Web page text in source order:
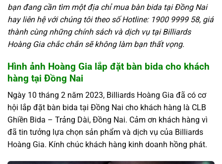
bạn đang cần tìm một địa chỉ mua bàn bida tại Đồng Nai
hay liên hệ với chúng tôi theo số Hotline: 1900 9999 58, giá
thành cùng những chính sách và dịch vụ tại Billiards
Hoàng Gia chắc chắn sẽ không làm bạn thất vọng.
Hình ảnh Hoàng Gia lắp đặt bàn bida cho khách
hàng tại Đồng Nai
Ngày 10 tháng 2 năm 2023, Billiards Hoàng Gia đã có cơ
hội lắp đặt bàn bida tại Đồng Nai cho khách hàng là CLB
Ghiền Bida – Trảng Dài, Đồng Nai. Cảm ơn khách hàng vì
đã tin tưởng lựa chọn sản phẩm và dịch vụ của Billiards
Hoàng Gia. Kính chúc khách hàng kinh doanh hồng phát.